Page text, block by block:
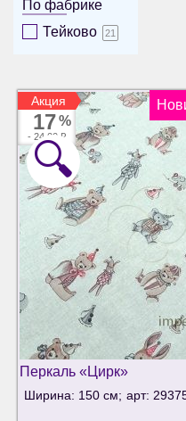
По фабрике
Тейково
21
Акция
17%
- 24.00 ₽
Акция
🔍
Перкаль «Цирк»
Ширина: 150 см; арт: